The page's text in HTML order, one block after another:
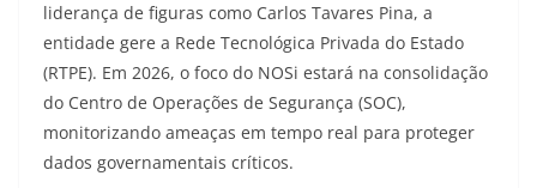
liderança de figuras como Carlos Tavares Pina, a
entidade gere a Rede Tecnológica Privada do Estado
(RTPE). Em 2026, o foco do NOSi estará na consolidação
do Centro de Operações de Segurança (SOC),
monitorizando ameaças em tempo real para proteger
dados governamentais críticos.